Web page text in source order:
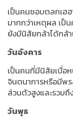
เป็นคนชอบตลกเฮ
มากกว่าเหตุผล เป็
ยังมีนิสัยกล้าได้กล้
วันอังคาร
เป็นคนที่มีนิสัยเบื่อ
จินตนาการหรือมีพ
ส่วนตัวสูงและรวม
วันพุธ